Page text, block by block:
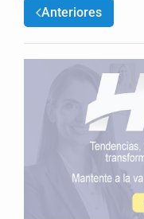
Anteriores